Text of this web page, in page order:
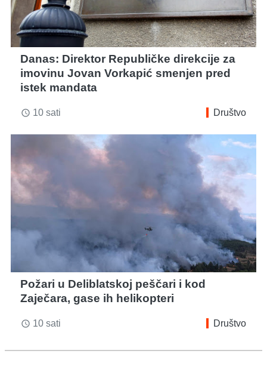
Danas: Direktor Republičke direkcije za
imovinu Jovan Vorkapić smenjen pred
istek mandata
access_time 10 sati Društvo
Požari u Deliblatskoj peščari i kod
Zaječara, gase ih helikopteri
access_time 10 sati Društvo